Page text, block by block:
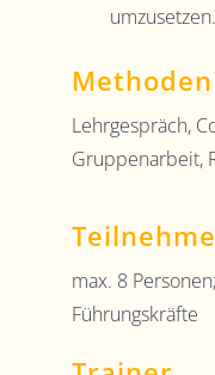
umzusetzen.
Methoden
Lehrgespräch,
Gruppenarbeit,
max. 8
Führungskräfte